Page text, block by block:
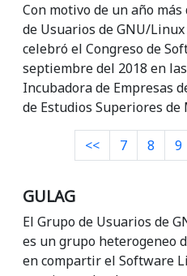
Con motivo de un año
de Usuarios de GNU/Linux
celebró el Congreso de
septiembre del 2018 en
Incubadora de Empresas
de Estudios Superiores
<< 7 8 9
GULAG
El Grupo de Usuarios de
es un grupo heterogeneo
en compartir el Software